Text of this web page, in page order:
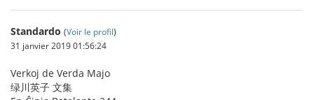
Standardo (Voir le profil)
31 janvier 2019 01:56:24
Verkoj de Verda Majo
绿川英子 文集